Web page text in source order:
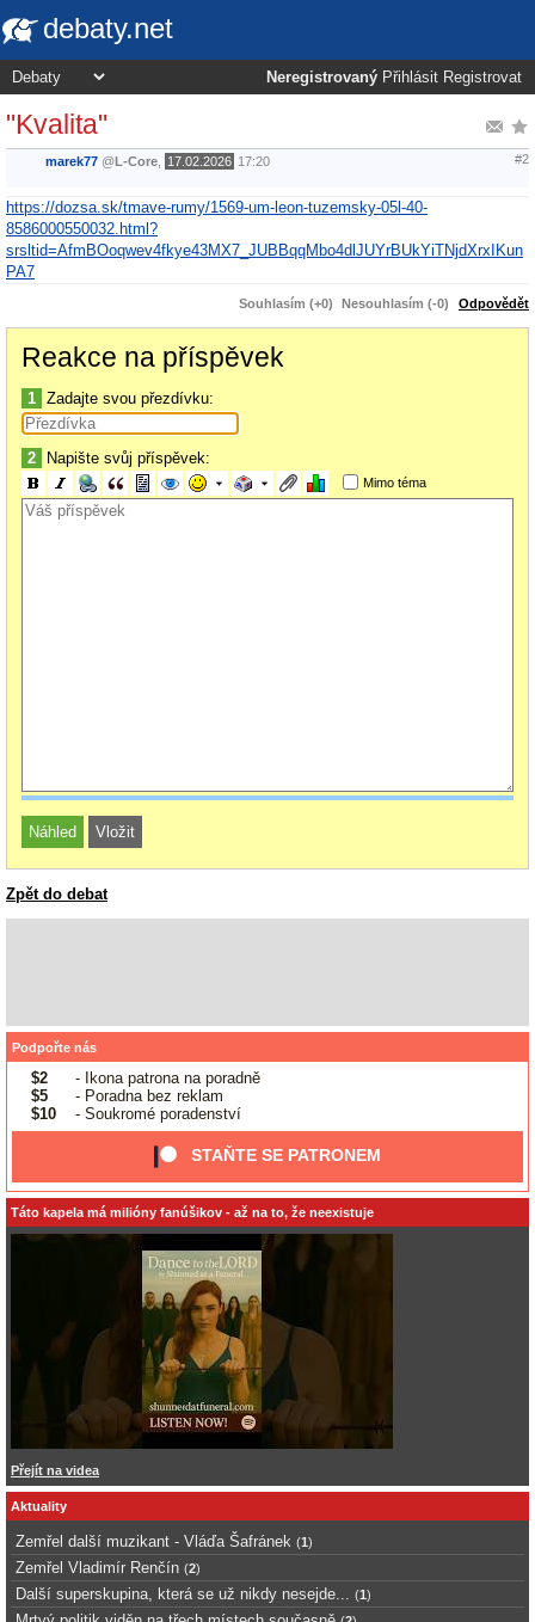
debaty.net
Neregistrovaný Přihlásit Registrovat
"Kvalita"
marek77 @L-Core 17.02.2026 17:20 #2
https://dozsa.sk/tmave-rumy/1569-um-leon-tuzemsky-05l-40-
8586000550032.html?
srsltid=AfmBOoqwev4fkye43MX7_JUBBqqMbo4dlJUYrBUkYiTNjdXrxIKun
PA7
Souhlasím (+0) Nesouhlasím (-0) Odpovědět
Reakce na příspěvek
1 Zadajte svou přezdívku:
2 Napište svůj příspěvek:
Mimo téma
Zpět do debat
Podpořte nás
$2
- Ikona patrona na poradně
$5
- Poradna bez reklam
$10
- Soukromé poradenství
STAŇTE SE PATRONEM
Táto kapela má milióny fanúšikov - až na to, že neexistuje
Přejít na videa
Aktuality
Zemřel další muzikant - Vláďa Šafránek (1)
Zemřel Vladimír Renčín (2)
Další superskupina, která se už nikdy nesejde... (1)